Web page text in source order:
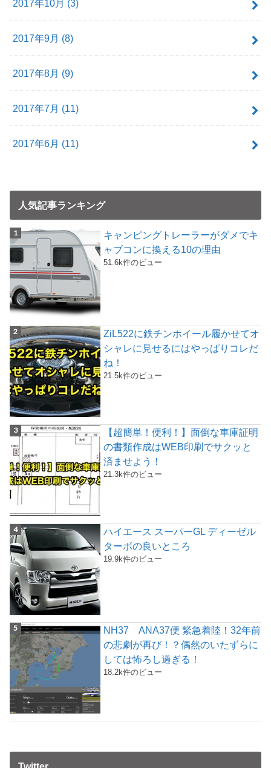
2017年10月 (3)
2017年9月 (8)
2017年8月 (9)
2017年7月 (11)
2017年6月 (11)
人気記事ランキング
キャンピングトレーラーがダメでキ
ャブコンに換える10の理由
51.6k件のビュー
ZiL522に鉄チンホイール履かせてオ
シャレに見せるにはやっぱりコレだ
ね！
21.5k件のビュー
【超簡単！便利！】面倒な車庫証明
の書類作成はWEB印刷でサクッと
済ませよう！
21.3k件のビュー
ハイエース スーパーGL ディーゼル
ターボの良いところ
19.9k件のビュー
NH37 ANA37便 緊急着陸！32年前
の悲劇が再び！？偶然のいたずらに
しては怖ろし過ぎる！
18.2k件のビュー